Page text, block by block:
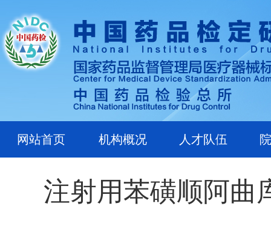
网站首页 机构概况 人才队伍
注射用苯磺顺阿曲